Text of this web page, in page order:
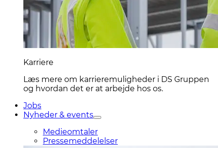
Karriere
Læs mere om karrieremuligheder i DS Gruppen
og hvordan det er at arbejde hos os.
Jobs
Nyheder & events
Medieomtaler
Pressemeddelelser